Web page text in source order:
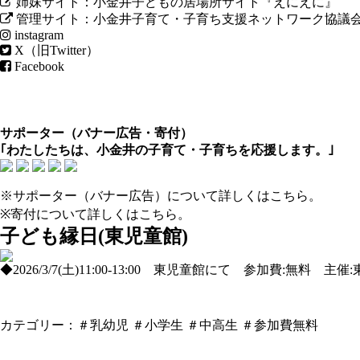
管理サイト：小金井子育て・子育ち支援ネットワーク協議
instagram
X（旧Twitter）
Facebook
サポーター（バナー広告 ・ 寄付）
｢わたしたちは、小金井の子育て・子育ちを応援します。｣
※サポーター（バナー広告）について詳しくはこちら 。
※寄付について詳しくはこちら 。
子ども縁日(東児童館)
◆2026/3/7(土)11:00-13:00 東児童館にて 参加費:無料 主催:
カテゴリー： ＃乳幼児 ＃小学生 ＃中高生 ＃参加費無料